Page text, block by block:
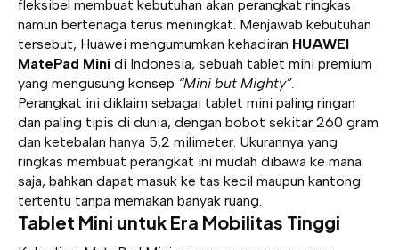
fleksibel membuat kebutuhan akan perangkat ringkas
namun bertenaga terus meningkat. Menjawab kebutuhan
tersebut, Huawei mengumumkan kehadiran HUAWEI
MatePad Mini di Indonesia, sebuah tablet mini premium
yang mengusung konsep “Mini but Mighty”.
Perangkat ini diklaim sebagai tablet mini paling ringan
dan paling tipis di dunia, dengan bobot sekitar 260 gram
dan ketebalan hanya 5,2 milimeter. Ukurannya yang
ringkas membuat perangkat ini mudah dibawa ke mana
saja, bahkan dapat masuk ke tas kecil maupun kantong
tertentu tanpa memakan banyak ruang.
Tablet Mini untuk Era Mobilitas Tinggi